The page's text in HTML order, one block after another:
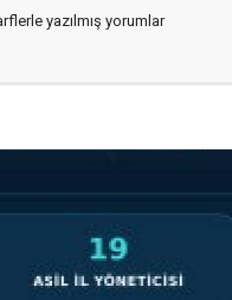
yazılmış yorumlar